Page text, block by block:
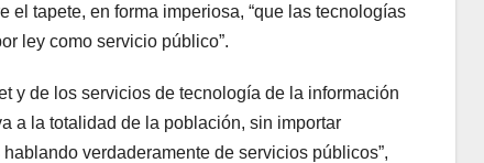
tapete, en forma imperiosa, “que las tecnologías
ley como servicio público”.
y de los servicios de tecnología de la información
a la totalidad de la población, sin importar
verdaderamente de servicios públicos”,